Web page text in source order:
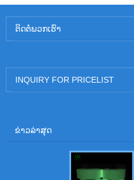
ຕິດ​ຕໍ່​ພວກ​ເຮົາ
INQUIRY FOR PRICELIST
ຂ່າວ​ລ່າ​ສຸດ